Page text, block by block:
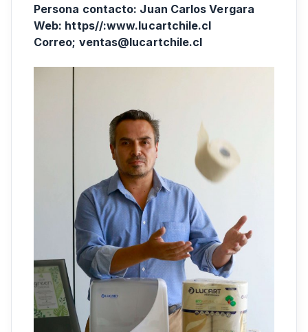
Persona contacto: Juan Carlos Vergara
Web: https//:www.lucartchile.cl
Correo; ventas@lucartchile.cl